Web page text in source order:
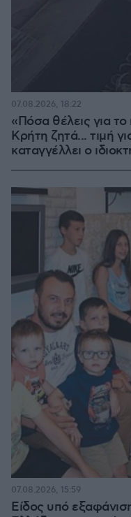
«Πόσα θέλεις για το
Κρήτη ζητά... τιμή
καταγγέλλει ο
07.08.2026, 18:22
Είδος υπό
07.08.2026, 15:59